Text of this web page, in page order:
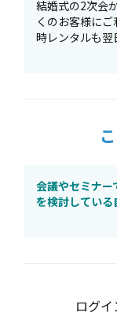
結婚式の2次会
くのお客様に
時レンタルも翌
会議やセミナー
を検討している
ログ